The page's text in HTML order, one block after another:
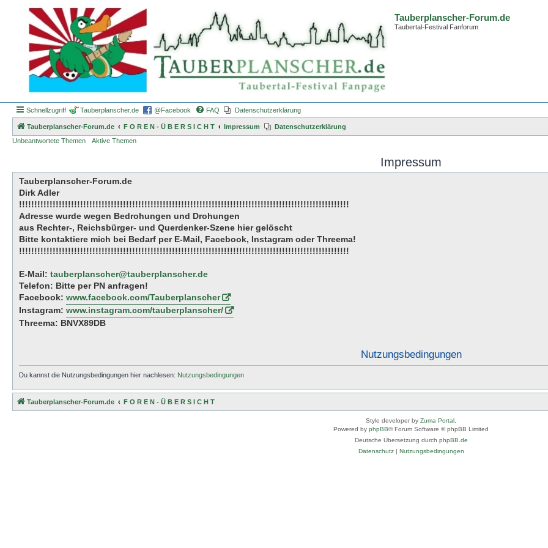
Tauberplanscher-Forum.de
Taubertal-Festival Fanforum
Schnellzugriff Tauberplanscher.de @Facebook FAQ Datenschutzerklärung
Tauberplanscher-Forum.de F O R E N - Ü B E R S I C H T Impressum
Datenschutzerklärung
Unbeantwortete Themen
Aktive Themen
Impressum
Tauberplanscher-Forum.de
Dirk Adler
!!!!!!!!!!!!!!!!!!!!!!!!!!!!!!!!!!!!!!!!!!!!!!!!!!!!!!!!!!!!!!!!!!!!!!!!!!!!!!!!!!!!!!!!!!!!!!!!!!!!!!!!!!!!
Adresse wurde wegen Bedrohungen und Drohungen
aus Rechter-, Reichsbürger- und Querdenker-Szene hier gelöscht
Bitte kontaktiere mich bei Bedarf per E-Mail, Facebook, Instagram oder Threema!
!!!!!!!!!!!!!!!!!!!!!!!!!!!!!!!!!!!!!!!!!!!!!!!!!!!!!!!!!!!!!!!!!!!!!!!!!!!!!!!!!!!!!!!!!!!!!!!!!!!!!!!!!!!!
E-Mail: tauberplanscher@tauberplanscher.de
Telefon: Bitte per PN anfragen!
Facebook: www.facebook.com/Tauberplanscher
Instagram: www.instagram.com/tauberplanscher/
Threema: BNVX89DB
Nutzungsbedingungen
Du kannst die Nutzungsbedingungen hier nachlesen: Nutzungsbedingungen
Tauberplanscher-Forum.de F O R E N - Ü B E R S I C H T
Style developer by Zuma Portal
Powered by phpBB® Forum Software © phpBB Limited
Deutsche Übersetzung durch phpBB.de
Datenschutz| Nutzungsbedingungen